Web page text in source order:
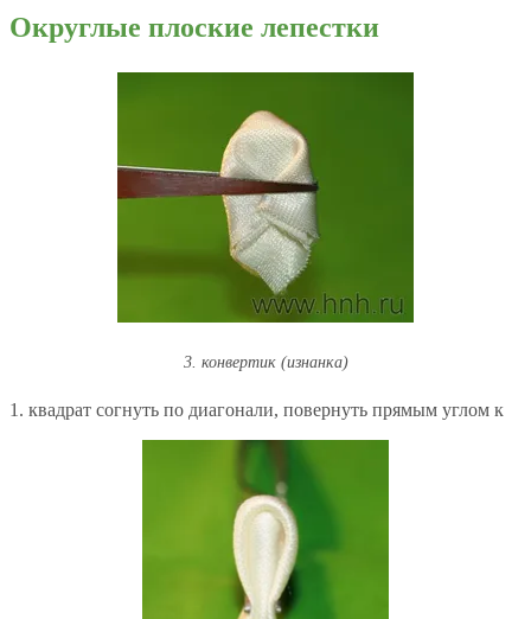
Округлые плоские лепестки
3. конвертик (изнанка)
1. квадрат согнуть по диагонали, повернуть прямым углом к